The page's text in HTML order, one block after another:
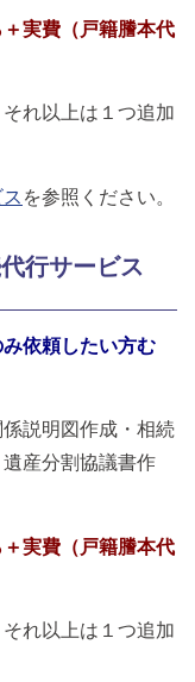
実費（戸籍謄本代
れ以上は１つ追加
を参照ください。
行サービス
依頼したい方む
説明図作成・相続
産分割協議書作
実費（戸籍謄本代
れ以上は１つ追加